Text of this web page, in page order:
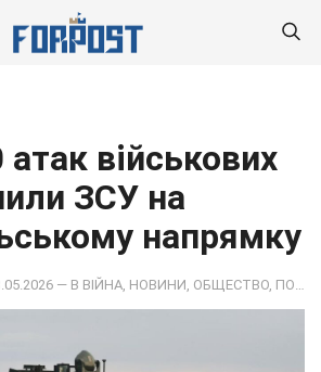
військових
ЗСУ на
напрямку
— В ВІЙНА НОВИНИ ОБЩЕСТВО ПОДІЇ